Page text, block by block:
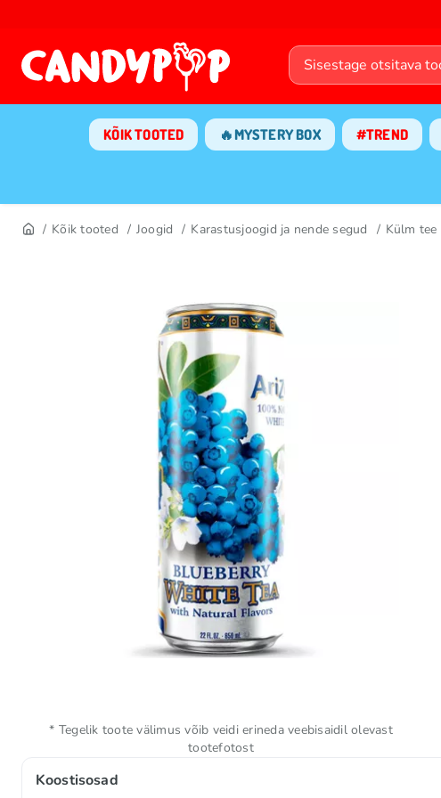
KÕIK TOOTED 🔥MYSTERY BOX #TREND
Kõik tooted Joogid Karastusjoogid ja nende segud Külm tee
Koostisosad
* Tegelik toote välimus võib veidi erineda veebisaidil olevast
tootefotost